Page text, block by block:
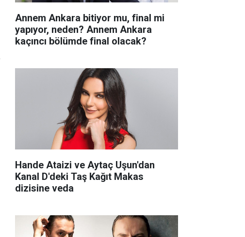
Annem Ankara bitiyor mu, final mi
yapıyor, neden? Annem Ankara
kaçıncı bölümde final olacak?
Hande Ataizi ve Aytaç Uşun'dan
Kanal D'deki Taş Kağıt Makas
dizisine veda